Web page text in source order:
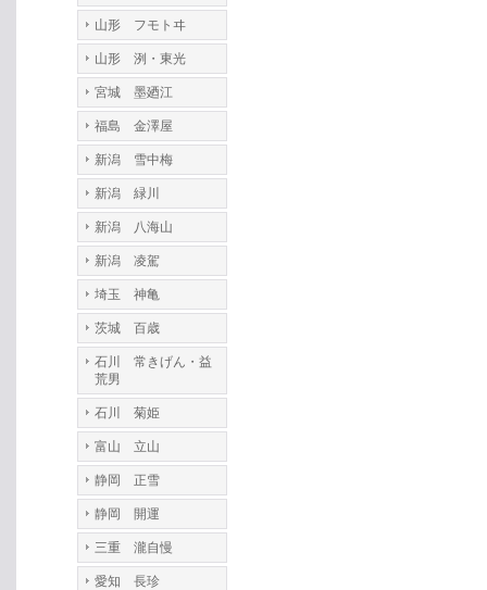
山形 フモトヰ
山形 洌・東光
宮城 墨廼江
福島 金澤屋
新潟 雪中梅
新潟 緑川
新潟 八海山
新潟 凌駕
埼玉 神亀
茨城 百歳
石川 常きげん・益
荒男
石川 菊姫
富山 立山
静岡 正雪
静岡 開運
三重 瀧自慢
愛知 長珍